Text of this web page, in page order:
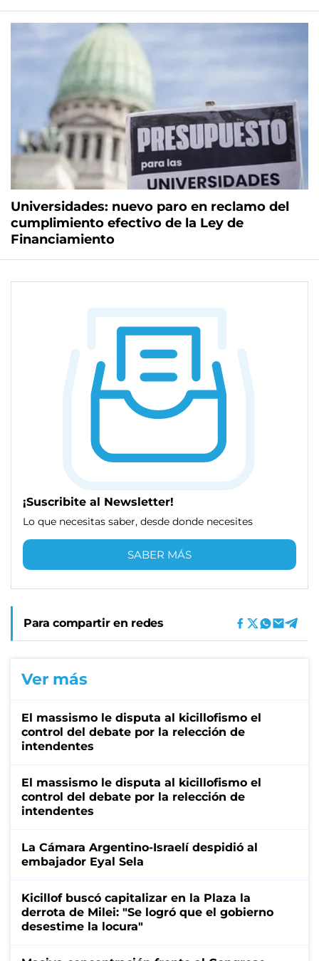
Universidades: nuevo paro en reclamo del
cumplimiento efectivo de la Ley de
Financiamiento
¡Suscribite al Newsletter!
Lo que necesitas saber, desde donde necesites
SABER MÁS
Para compartir en redes
Ver más
El massismo le disputa al kicillofismo el
control del debate por la relección de
intendentes
El massismo le disputa al kicillofismo el
control del debate por la relección de
intendentes
La Cámara Argentino-Israelí despidió al
embajador Eyal Sela
Kicillof buscó capitalizar en la Plaza la
derrota de Milei: "Se logró que el gobierno
desestime la locura"